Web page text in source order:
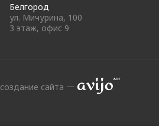
Белгород
ул. Мичурина, 100
3 этаж, офис 9
создание сайта